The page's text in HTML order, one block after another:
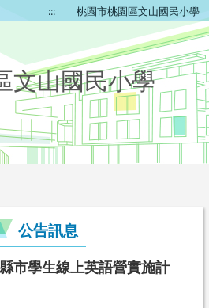
::: 桃園市桃園區文山國民小學
文山國民小學
公告訊息
市學生線上英語營實施計